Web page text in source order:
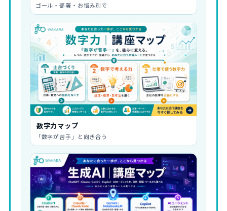
ゴール・部署・お悩み別で
数字力マップ
「数字が苦手」と向き合う